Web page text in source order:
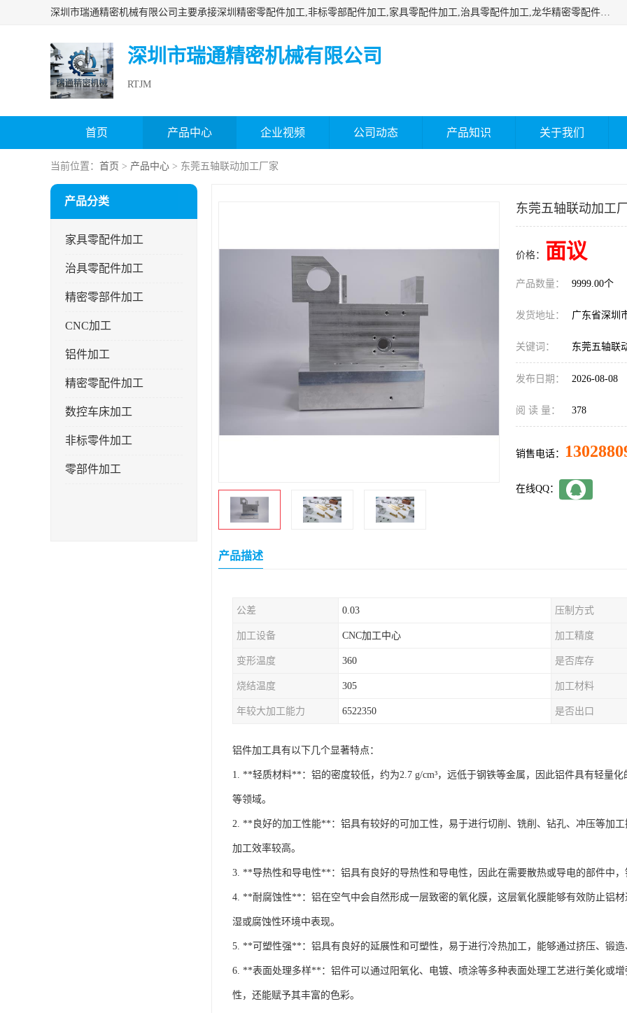
深圳市瑞通精密机械有限公司主要承接深圳精密零配件加工,非标零部配件加工,家具零配件加工,治具零配件加工,龙华精密零配件加工等各种各种精密机械加工，欢迎来来电咨询！
深圳市瑞通精密机械有限公司
RTJM
首页 产品中心 企业视频 公司动态 产品知识 关于我们
当前位置： 首页 > 产品中心 > 东莞五轴联动加工厂家
产品分类
家具零配件加工
治具零配件加工
精密零部件加工
CNC加工
铝件加工
精密零配件加工
数控车床加工
非标零件加工
零部件加工
东莞五轴联动加工
价格： 面议
产品数量： 9999.00个
发货地址： 广东省深圳
关键词： 东莞五轴联
发布日期： 2026-08-08
阅 读 量： 378
销售电话：
在线QQ：
产品描述
公差 0.03 压制方式
加工设备 CNC加工中心 加工精度
变形温度 360 是否库存
烧结温度 305 加工材料
年较大加工能力 6522350 是否出口
铝件加工具有以下几个显著特点：
1. **轻质材料**：铝的密度较低，约为2.7 g/cm³，远低于钢铁等金属，因此铝件具有轻量
等领域。
2. **良好的加工性能**：铝具有较好的可加工性，易于进行切削、铣削、钻孔、冲压等加
加工效率较高。
3. **导热性和导电性**：铝具有良好的导热性和导电性，因此在需要散热或导电的部件中，
4. **耐腐蚀性**：铝在空气中会自然形成一层致密的氧化膜，这层氧化膜能够有效防止铝
湿或腐蚀性环境中表现。
5. **可塑性强**：铝具有良好的延展性和可塑性，易于进行冷热加工，能够通过挤压、锻造
6. **表面处理多样**：铝件可以通过阳氧化、电镀、喷涂等多种表面处理工艺进行美化或
性，还能赋予其丰富的色彩。